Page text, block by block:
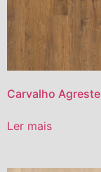
Carvalho Agreste
Ler mais